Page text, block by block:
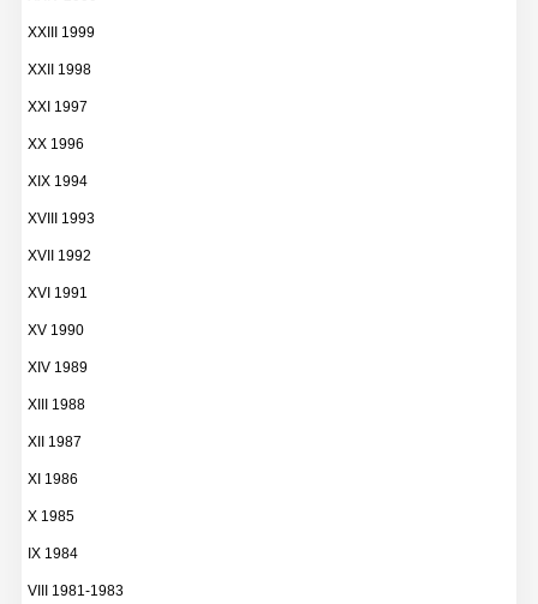
XXIII 1999
XXII 1998
XXI 1997
XX 1996
XIX 1994
XVIII 1993
XVII 1992
XVI 1991
XV 1990
XIV 1989
XIII 1988
XII 1987
XI 1986
X 1985
IX 1984
VIII 1981-1983